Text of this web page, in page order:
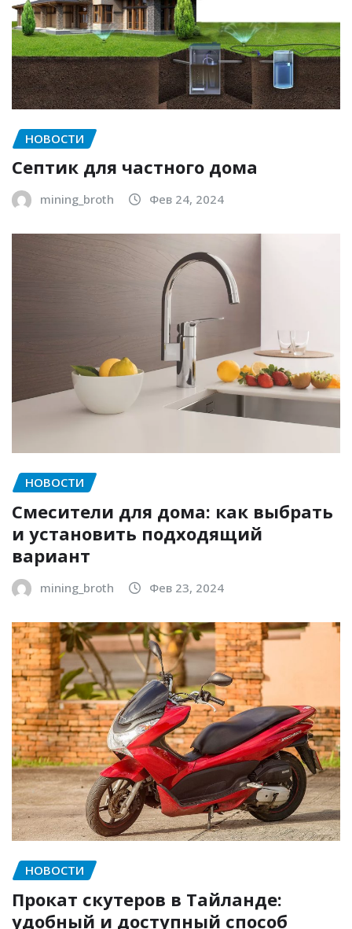
НОВОСТИ
Септик для частного дома
mining_broth Фев 24, 2024
НОВОСТИ
Смесители для дома: как выбрать
и установить подходящий
вариант
mining_broth Фев 23, 2024
НОВОСТИ
Прокат скутеров в Тайланде:
удобный и доступный способ